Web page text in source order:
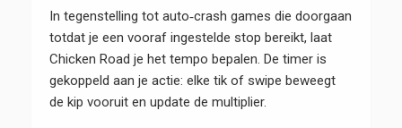
In tegenstelling tot auto‑crash games die doorgaan
totdat je een vooraf ingestelde stop bereikt, laat
Chicken Road je het tempo bepalen. De timer is
gekoppeld aan je actie: elke tik of swipe beweegt
de kip vooruit en update de multiplier.